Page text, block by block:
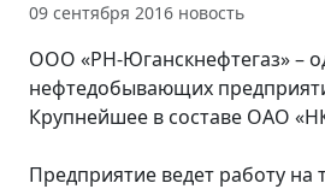
09 сентября 2016 новость
ООО «РН-Юганскнефтегаз» –
нефтедобывающих
Крупнейшее в составе ОАО
Предприятие ведет работу на